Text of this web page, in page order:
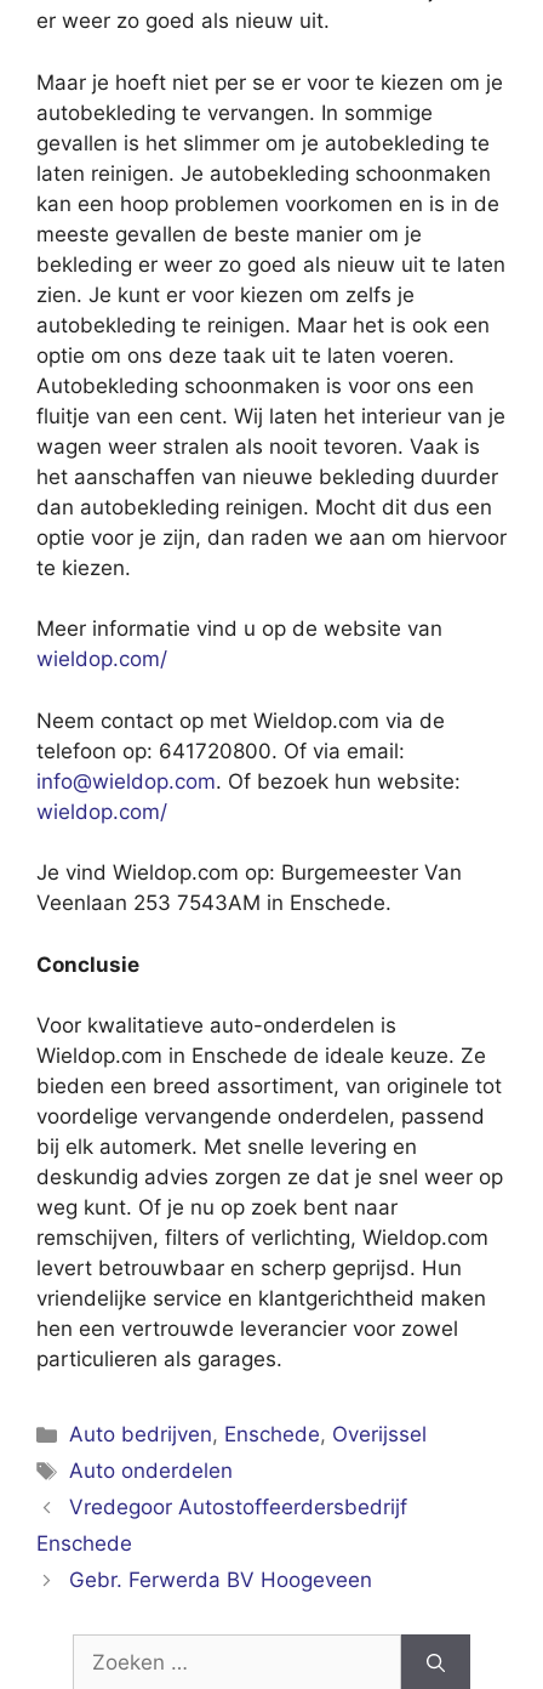
er weer zo goed als nieuw uit.
Maar je hoeft niet per se er voor te kiezen om je
autobekleding te vervangen. In sommige
gevallen is het slimmer om je autobekleding te
laten reinigen. Je autobekleding schoonmaken
kan een hoop problemen voorkomen en is in de
meeste gevallen de beste manier om je
bekleding er weer zo goed als nieuw uit te laten
zien. Je kunt er voor kiezen om zelfs je
autobekleding te reinigen. Maar het is ook een
optie om ons deze taak uit te laten voeren.
Autobekleding schoonmaken is voor ons een
fluitje van een cent. Wij laten het interieur van je
wagen weer stralen als nooit tevoren. Vaak is
het aanschaffen van nieuwe bekleding duurder
dan autobekleding reinigen. Mocht dit dus een
optie voor je zijn, dan raden we aan om hiervoor
te kiezen.
Meer informatie vind u op de website van
wieldop.com/
Neem contact op met Wieldop.com via de
telefoon op: 641720800. Of via email:
info@wieldop.com. Of bezoek hun website:
wieldop.com/
Je vind Wieldop.com op: Burgemeester Van
Veenlaan 253 7543AM in Enschede.
Conclusie
Voor kwalitatieve auto-onderdelen is
Wieldop.com in Enschede de ideale keuze. Ze
bieden een breed assortiment, van originele tot
voordelige vervangende onderdelen, passend
bij elk automerk. Met snelle levering en
deskundig advies zorgen ze dat je snel weer op
weg kunt. Of je nu op zoek bent naar
remschijven, filters of verlichting, Wieldop.com
levert betrouwbaar en scherp geprijsd. Hun
vriendelijke service en klantgerichtheid maken
hen een vertrouwde leverancier voor zowel
particulieren als garages.
Categorieën
Auto bedrijven, Enschede, Overijssel
Tags
Auto onderdelen
Vredegoor Autostoffeerdersbedrijf
Enschede
Gebr. Ferwerda BV Hoogeveen
Zoek